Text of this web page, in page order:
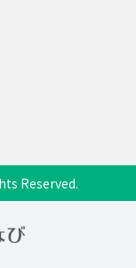
Reserved.